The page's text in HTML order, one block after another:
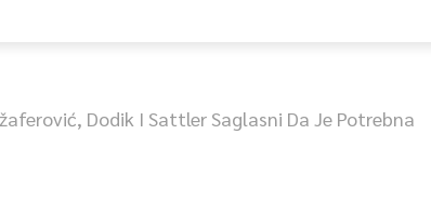
Dodik I Sattler Saglasni Da Je Potrebna